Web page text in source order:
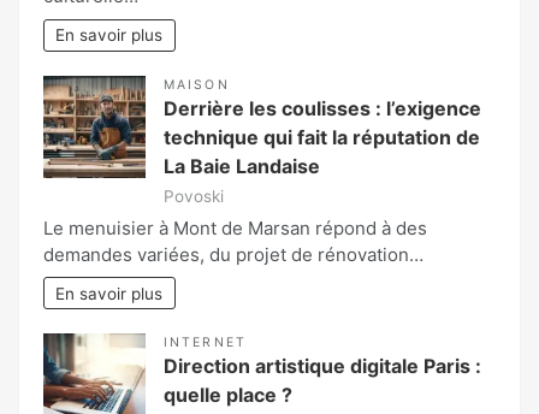
En savoir plus
MAISON
Derrière les coulisses : l’exigence
technique qui fait la réputation de
La Baie Landaise
Povoski
Le menuisier à Mont de Marsan répond à des
demandes variées, du projet de rénovation…
En savoir plus
INTERNET
Direction artistique digitale Paris :
quelle place ?